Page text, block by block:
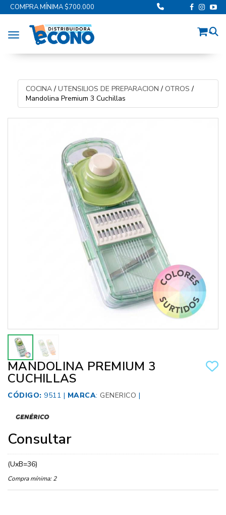
COMPRA MÍNIMA $700.000
Toggle navigation
COCINA/ UTENSILIOS DE PREPARACION / OTROS /
Mandolina Premium 3 Cuchillas
MANDOLINA PREMIUM 3
CUCHILLAS
CÓDIGO: 9511 | MARCA: GENERICO |
Consultar
(UxB=36)
Compra mínima: 2